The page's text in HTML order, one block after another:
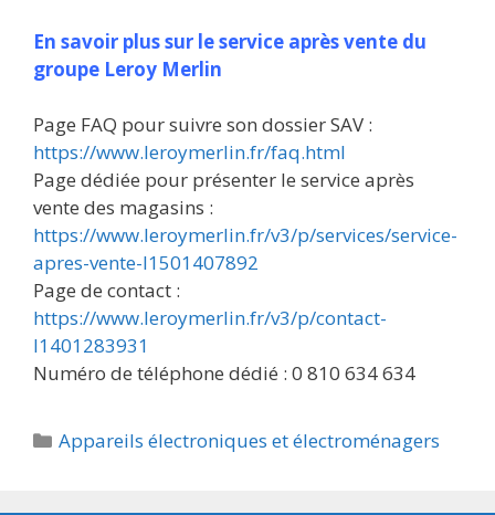
En savoir plus sur le service après vente du
groupe Leroy Merlin
Page FAQ pour suivre son dossier SAV :
https://www.leroymerlin.fr/faq.html
Page dédiée pour présenter le service après
vente des magasins :
https://www.leroymerlin.fr/v3/p/services/service-
apres-vente-l1501407892
Page de contact :
https://www.leroymerlin.fr/v3/p/contact-
l1401283931
Numéro de téléphone dédié : 0 810 634 634
Catégories
Appareils électroniques et électroménagers